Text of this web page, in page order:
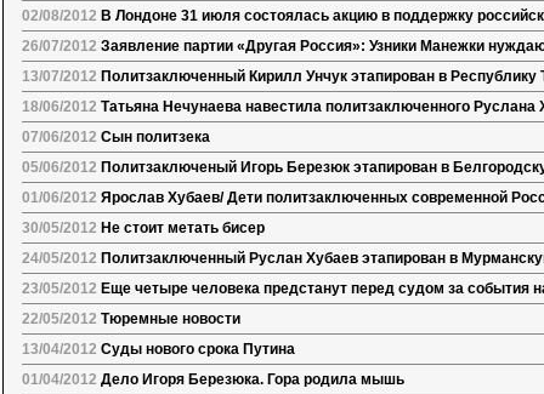
02/08/2012 В Лондоне 31 июля состоялась акцию в поддержку
26/07/2012 Заявление партии «Другая Россия»: Узники Манежки
13/07/2012 Политзаключенный Кирилл Унчук этапирован в Республику
18/06/2012 Татьяна Нечунаева навестила политзаключенного Руслана
07/06/2012 Сын политзека
05/06/2012 Политзаключеный Игорь Березюк этапирован в
01/06/2012 Ярослав Хубаев/ Дети политзаключенных современной
30/05/2012 Не стоит метать бисер
24/05/2012 Политзаключенный Руслан Хубаев этапирован в
23/05/2012 Еще четыре человека предстанут перед судом за события
22/05/2012 Тюремные новости
13/04/2012 Суды нового срока Путина
01/04/2012 Дело Игоря Березюка. Гора родила мышь